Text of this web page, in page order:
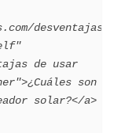
desventajas-
de usar
son
solar?</a>